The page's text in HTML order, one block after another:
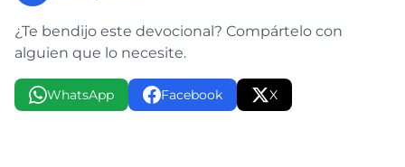
¿Te bendijo este devocional? Compártelo con
alguien que lo necesite.
WhatsApp Facebook X